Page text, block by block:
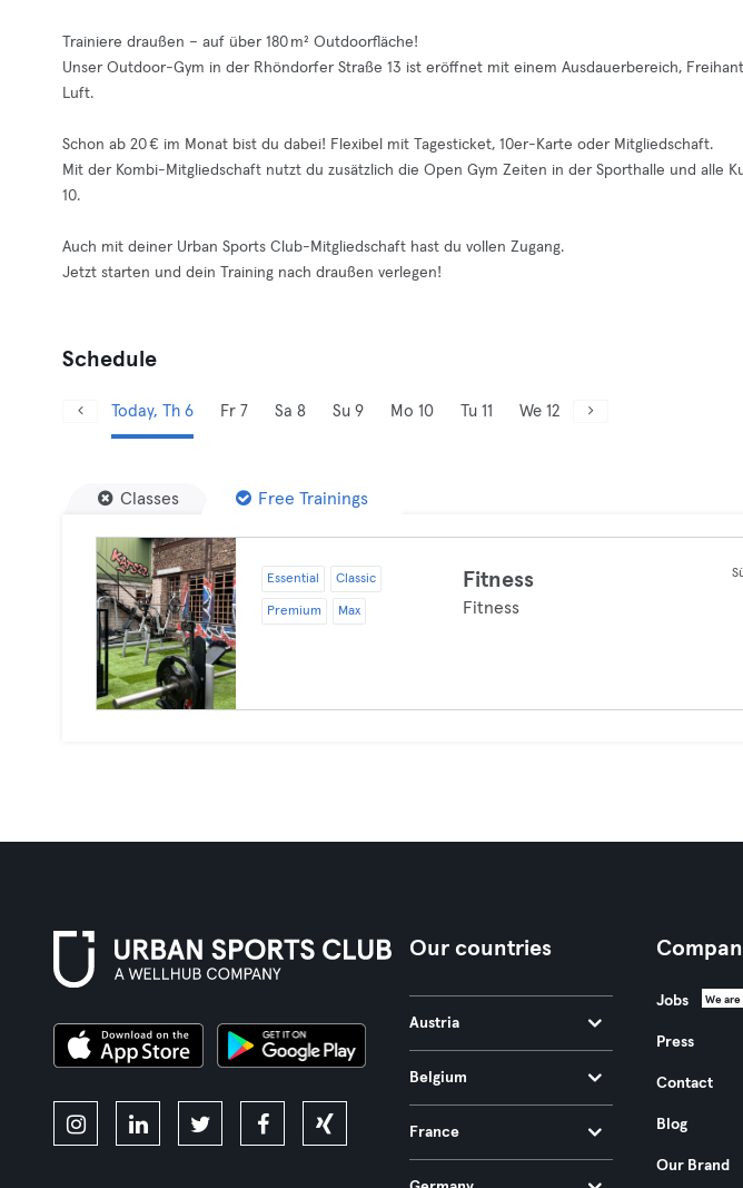
Trainiere draußen – auf über 180 m² Outdoorfläche!
Unser Outdoor-Gym in der Rhöndorfer Straße 13 ist eröffnet mit einem Ausdauerbereich,
Luft.
Schon ab 20 € im Monat bist du dabei! Flexibel mit Tagesticket, 10er-Karte oder Mitgliedschaft.
Mit der Kombi-Mitgliedschaft nutzt du zusätzlich die Open Gym Zeiten in der Sporthalle und alle
10.
Auch mit deiner Urban Sports Club-Mitgliedschaft hast du vollen Zugang.
Jetzt starten und dein Training nach draußen verlegen!
Schedule
Today, Th 6 Fr 7 Sa 8 Su 9 Mo 10 Tu 11 We 12
Classes Free Trainings
Essential Classic
Premium Max
Fitness
Fitness
Our countries
Austria
Belgium
France
Jobs We
Press
Contact
Blog
Our Brand